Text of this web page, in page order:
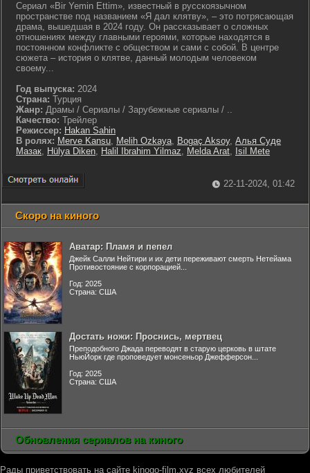
Сериал «Bir Yemin Ettim», известный в русскоязычном
пространстве под названием «Я дал клятву», – это потрясающая
драма, вышедшая в 2024 году. Он рассказывает о сложных
отношениях между главными героями, которые находятся в
постоянном конфликте с обществом и сами с собой. В центре
сюжета – история о клятве, данный молодым человеком
своему...
Год выпуска: 2024
Страна: Турция
Жанр: Драмы / Сериалы / Зарубежные сериалы / ..
Качество: Трейлер
Режиссер: Hakan Sahin
В ролях: Merve Kansu, Melih Ozkaya, Bogaç Aksoy, Алья Суде
Мазак, Hülya Diken, Halil Ibrahim Yilmaz, Melda Arat, Isil Mete
22-11-2024, 01:42
Скоро на киного
Аватар: Пламя и пепел
Джейк Салли Нейтири и их дети переживают смерть Нетейама
Противостояние с корпорацией...
Год: 2025
Страна: США
Достать ножи: Проснись, мертвец
Преподобного Джада переводят в старую церковь в штате
НьюЙорк где проповедует монсеньор Джефферсон...
Год: 2025
Страна: США
Обновления сериалов на киного
Рады приветствовать на сайте kinogo-film.xyz всех любителей